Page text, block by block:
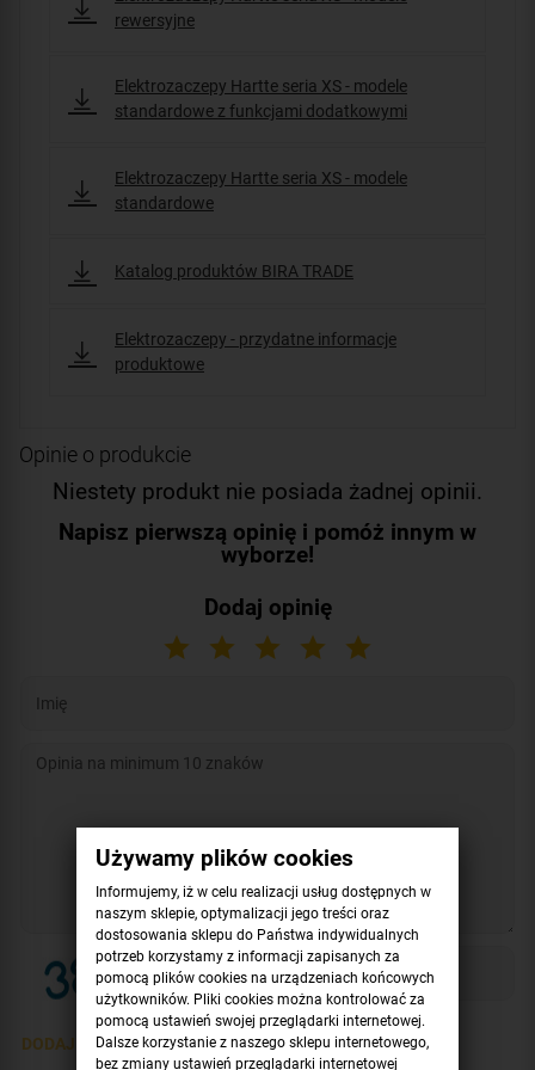
rewersyjne
Elektrozaczepy Hartte seria XS - modele
standardowe z funkcjami dodatkowymi
Elektrozaczepy Hartte seria XS - modele
standardowe
Katalog produktów BIRA TRADE
Elektrozaczepy - przydatne informacje
produktowe
Opinie o produkcie
Niestety produkt nie posiada żadnej opinii.
Napisz pierwszą opinię i pomóż innym w
wyborze!
Dodaj opinię
DODAJ OPINIĘ >
Używamy plików cookies
Informujemy, iż w celu realizacji usług dostępnych w
naszym sklepie, optymalizacji jego treści oraz
dostosowania sklepu do Państwa indywidualnych
potrzeb korzystamy z informacji zapisanych za
pomocą plików cookies na urządzeniach końcowych
użytkowników. Pliki cookies można kontrolować za
pomocą ustawień swojej przeglądarki internetowej.
Dalsze korzystanie z naszego sklepu internetowego,
bez zmiany ustawień przeglądarki internetowej